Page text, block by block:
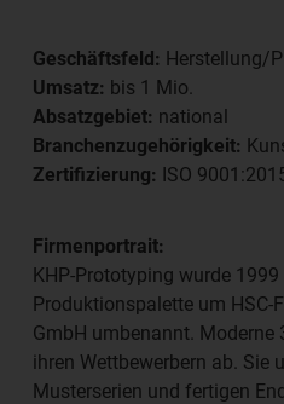
Geschäftsfeld: Herstellung/
Umsatz: bis 1 Mio.
Absatzgebiet: national
Branchenzugehörigkeit:
Zertifizierung: ISO
Firmenportrait:
KHP-Prototyping wurde
Produktionspalette um HSC-
GmbH umbenannt.
ihren Wettbewerbern ab. Sie
Musterserien und fertigen